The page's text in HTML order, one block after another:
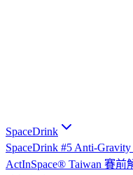
SpaceDrink
SpaceDrink #5 Anti-
ActInSpace® Taiwan 賽前